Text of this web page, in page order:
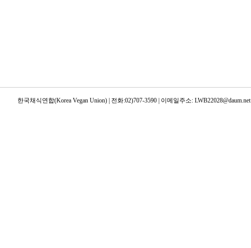
한국채식연합(Korea Vegan Union) | 전화:02)707-3590 | 이메일주소: LWB22028@daum.net